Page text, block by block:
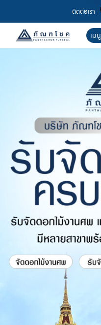
ติดต่อเรา
เมนู